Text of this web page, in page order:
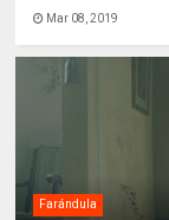
Mar 08, 2019
Farándula